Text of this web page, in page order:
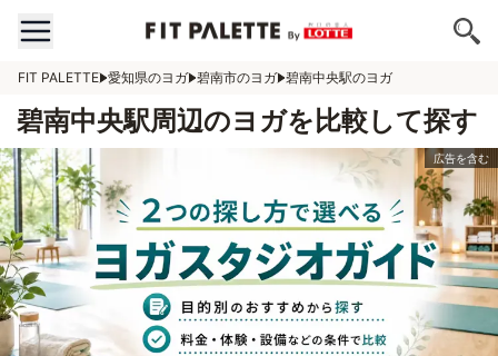
FIT PALETTE 愛知県のヨガ 碧南市のヨガ 碧南中央駅のヨガ
碧南中央駅周辺のヨガを比較して探す